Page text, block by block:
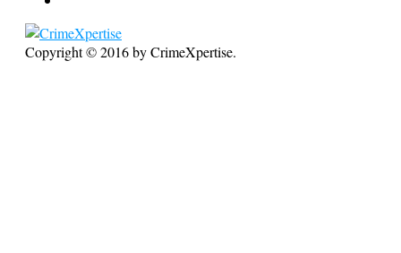
Copyright © 2016 by CrimeXpertise.